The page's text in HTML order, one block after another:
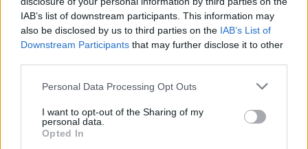
IAB’s list of downstream participants. This information may
also be disclosed by us to third parties on the IAB’s List of
Downstream Participants that may further disclose it to other
Please note that this website/app uses one or more Google
not limited to your visit or usage behaviour. You may click to
grant or deny consent to Google and its third-party tags to
use your data for below specified purposes in below Google
Personal Data Processing Opt Outs
I want to opt-out of the Sharing of my
personal data.
Opted In